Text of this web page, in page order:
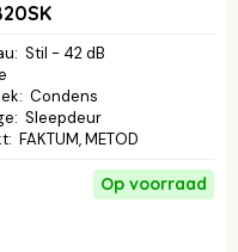
AEG-
aan via
6 tot 8 weken
: Stil - 42 dB
: Condens
: Sleepdeur
: FAKTUM, METOD
Op voorraad